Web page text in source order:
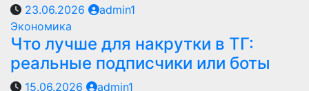
23.06.2026
admin1
Экономика
Что лучше для накрутки в ТГ:
реальные подписчики или боты
15.06.2026 admin1